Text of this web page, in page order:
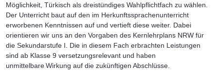
Möglichkeit, Türkisch als dreistündiges Wahlpflichtfach zu wählen.
Der Unterricht baut auf den im Herkunftssprachenunterricht
erworbenen Kenntnissen auf und vertieft diese weiter. Dabei
orientieren wir uns an den Vorgaben des Kernlehrplans NRW für
die Sekundarstufe I. Die in diesem Fach erbrachten Leistungen
sind ab Klasse 9 versetzungsrelevant und haben
unmittelbare Wirkung auf die zukünftigen Abschlüsse.